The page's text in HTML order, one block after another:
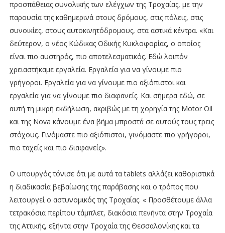
προσπάθειας συνολικής των ελέγχων της Τροχαίας, με την
παρουσία της καθημερινά στους δρόμους, στις πόλεις, στις
συνοικίες, στους αυτοκινητόδρομους, στα αστικά κέντρα. «Και
δεύτερον, ο νέος Κώδικας Οδικής Κυκλοφορίας, ο οποίος
είναι πιο αυστηρός, πιο αποτελεσματικός. Εδώ λοιπόν
χρειαστήκαμε εργαλεία. Εργαλεία για να γίνουμε πιο
γρήγοροι. Εργαλεία για να γίνουμε πιο αξιόπιστοι και
εργαλεία για να γίνουμε πιο διαφανείς. Και σήμερα εδώ, σε
αυτή τη μικρή εκδήλωση, ακριβώς με τη χορηγία της Motor Oil
και της Nova κάνουμε ένα βήμα μπροστά σε αυτούς τους τρεις
στόχους. Γινόμαστε πιο αξιόπιστοι, γινόμαστε πιο γρήγοροι,
πιο ταχείς και πιο διαφανείς».
Ο υπουργός τόνισε ότι με αυτά τα tablets αλλάζει καθοριστικά
η διαδικασία βεβαίωσης της παράβασης και ο τρόπος που
λειτουργεί ο αστυνομικός της Τροχαίας. « Προσθέτουμε άλλα
τετρακόσια περίπου τάμπλετ, διακόσια πενήντα στην Τροχαία
της Αττικής, εξήντα στην Τροχαία της Θεσσαλονίκης και τα